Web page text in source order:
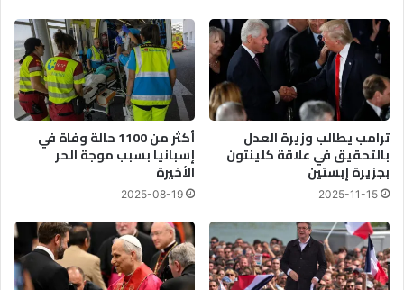
ترامب يطالب وزيرة العدل
بالتحقيق في علاقة كلينتون
بجزيرة إبستين
2025-11-15
أكثر من 1100 حالة وفاة في
إسبانيا بسبب موجة الحر
الأخيرة
2025-08-19